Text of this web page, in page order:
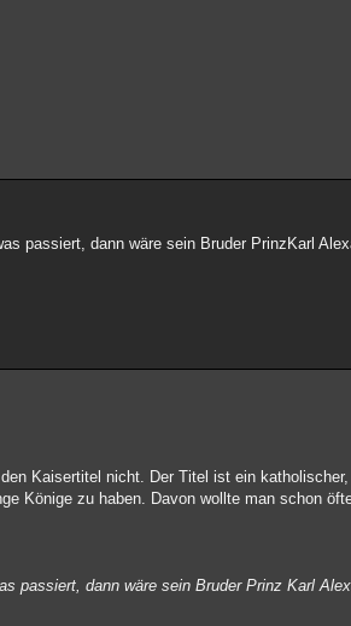
passiert, dann wäre sein Bruder PrinzKarl
Kaisertitel nicht. Der Titel ist ein
Könige zu haben. Davon wollte man schon
passiert, dann wäre sein Bruder Prinz Karl